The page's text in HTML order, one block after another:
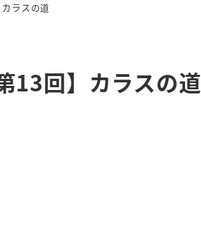
ラスの道
13回】カラスの道